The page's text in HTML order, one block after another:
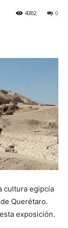
0
4302
cultura egipcia
Querétaro.
exposición.